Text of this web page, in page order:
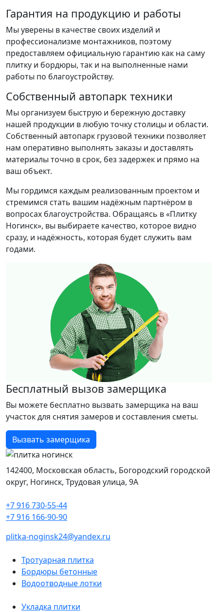
Гарантия на продукцию и работы
Мы уверены в качестве своих изделий и
профессионализме монтажников, поэтому
предоставляем официальную гарантию как на саму
плитку и бордюры, так и на выполненные нами
работы по благоустройству.
Собственный автопарк техники
Мы организуем быструю и бережную доставку
нашей продукции в любую точку столицы и области.
Собственный автопарк грузовой техники позволяет
нам оперативно выполнять заказы и доставлять
материалы точно в срок, без задержек и прямо на
ваш объект.
Мы гордимся каждым реализованным проектом и
стремимся стать вашим надёжным партнёром в
вопросах благоустройства. Обращаясь в «Плитку
Ногинск», вы выбираете качество, которое видно
сразу, и надёжность, которая будет служить вам
годами.
Бесплатный вызов замерщика
Вы можете бесплатно вызвать замерщика на ваш
участок для снятия замеров и составления сметы.
Вызвать замерщика
142400, Московская область, Богородский городской
округ, Ногинск, Трудовая улица, 9А
+7 916 730-55-44
+7 916 166-90-90
plitka-noginsk24@yandex.ru
Тротуарная плитка
Бордюры бетонные
Водоотводные лотки
Укладка плитки